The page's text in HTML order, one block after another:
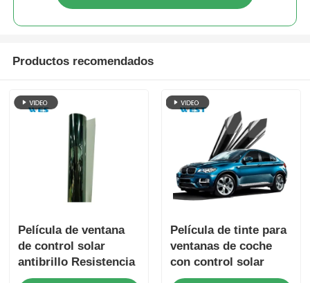
Productos recomendados
Película de ventana
de control solar
antibrillo Resistencia
al impacto Seguridad
Película de tinte para
ventanas de coche
con control solar
verde oscuro